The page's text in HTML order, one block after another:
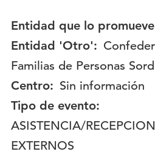
Entidad que lo
Entidad 'Otro':
Familias de Personas
Centro: Sin información
Tipo de evento:
ASISTENCIA/
EXTERNOS